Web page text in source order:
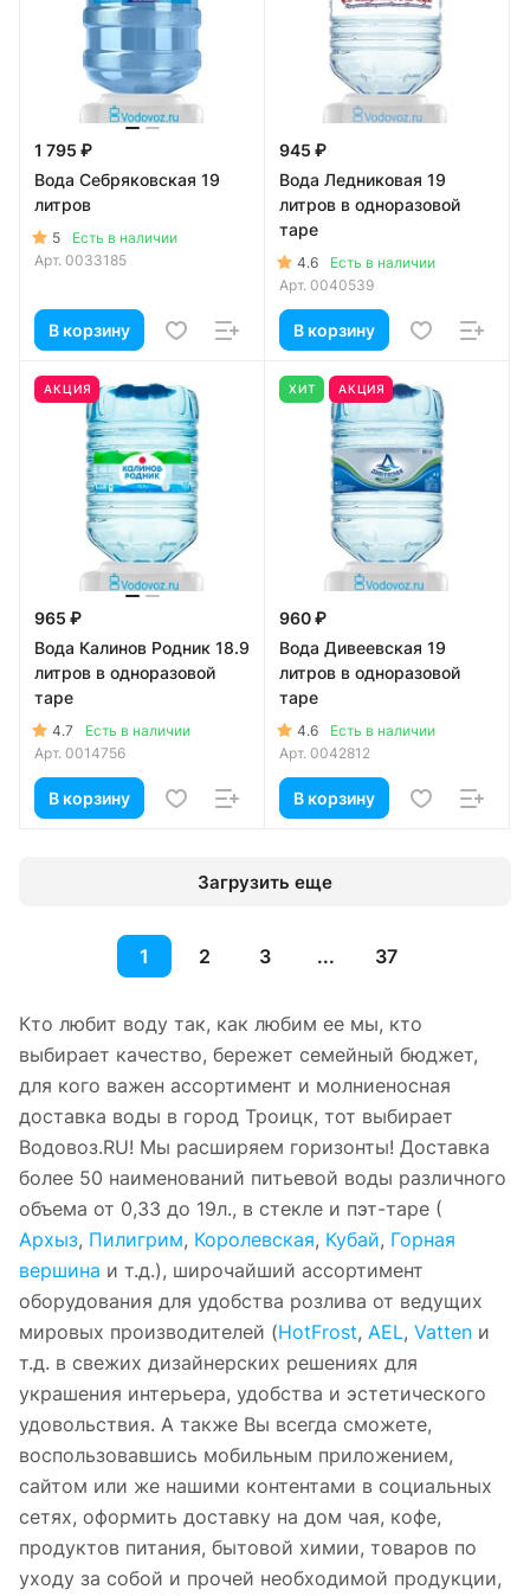
1 795 ₽
Вода Себряковская 19
литров
5
Есть в наличии
Арт. 0033185
В корзину
945 ₽
Вода Ледниковая 19
литров в одноразовой
таре
4.6
Есть в наличии
Арт. 0040539
В корзину
АКЦИЯ
965 ₽
Вода Калинов Родник 18.9
литров в одноразовой
таре
4.7
Есть в наличии
Арт. 0014756
В корзину
ХИТ АКЦИЯ
960 ₽
Вода Дивеевская 19
литров в одноразовой
таре
4.6
Есть в наличии
Арт. 0042812
В корзину
Загрузить еще
1 2 3 ... 37
Кто любит воду так, как любим ее мы, кто
выбирает качество, бережет семейный бюджет,
для кого важен ассортимент и молниеносная
доставка воды в город Троицк, тот выбирает
Водовоз.RU! Мы расширяем горизонты! Доставка
более 50 наименований питьевой воды различного
объема от 0,33 до 19л., в стекле и пэт-таре (
Архыз, Пилигрим, Королевская, Кубай, Горная
вершина и т.д.), широчайший ассортимент
оборудования для удобства розлива от ведущих
мировых производителей (HotFrost, AEL, Vatten и
т.д. в свежих дизайнерских решениях для
украшения интерьера, удобства и эстетического
удовольствия. А также Вы всегда сможете,
воспользовавшись мобильным приложением,
сайтом или же нашими контентами в социальных
сетях, оформить доставку на дом чая, кофе,
продуктов питания, бытовой химии, товаров по
уходу за собой и прочей необходимой продукции,